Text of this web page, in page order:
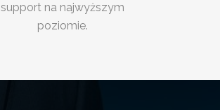
support na najwyższym
poziomie.